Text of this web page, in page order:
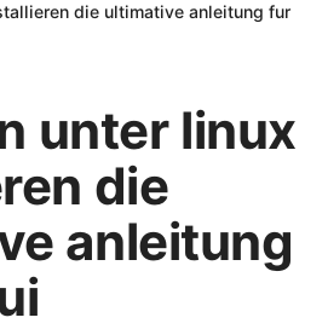
die ultimative anleitung fur
unter linux
die
anleitung